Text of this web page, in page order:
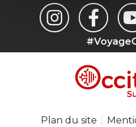
Plan du site